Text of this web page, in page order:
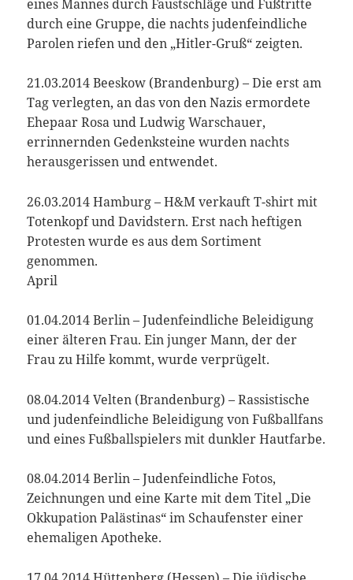
eines Mannes durch Faustschläge und Fußtritte
durch eine Gruppe, die nachts judenfeindliche
Parolen riefen und den „Hitler-Gruß“ zeigten.
21.03.2014 Beeskow (Brandenburg) – Die erst am
Tag verlegten, an das von den Nazis ermordete
Ehepaar Rosa und Ludwig Warschauer,
errinnernden Gedenksteine wurden nachts
herausgerissen und entwendet.
26.03.2014 Hamburg – H&M verkauft T-shirt mit
Totenkopf und Davidstern. Erst nach heftigen
Protesten wurde es aus dem Sortiment
genommen.
April
01.04.2014 Berlin – Judenfeindliche Beleidigung
einer älteren Frau. Ein junger Mann, der der
Frau zu Hilfe kommt, wurde verprügelt.
08.04.2014 Velten (Brandenburg) – Rassistische
und judenfeindliche Beleidigung von Fußballfans
und eines Fußballspielers mit dunkler Hautfarbe.
08.04.2014 Berlin – Judenfeindliche Fotos,
Zeichnungen und eine Karte mit dem Titel „Die
Okkupation Palästinas“ im Schaufenster einer
ehemaligen Apotheke.